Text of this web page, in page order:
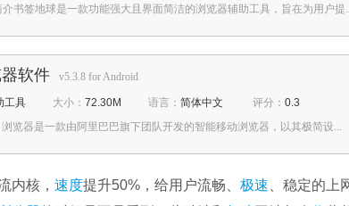
书签地球是一款功能强大且界面简洁的浏览器辅助工具，旨在为用户提
软件 v5.3.8 for Android
工具 大小： 72.30M 语言： 简体中文 评分： 0.3
览器是一款由阿里巴巴旗下团队开发的智能移动浏览器，以其极简设...
内核， 速度提升50%，给用户流畅、 极速 、稳定的上